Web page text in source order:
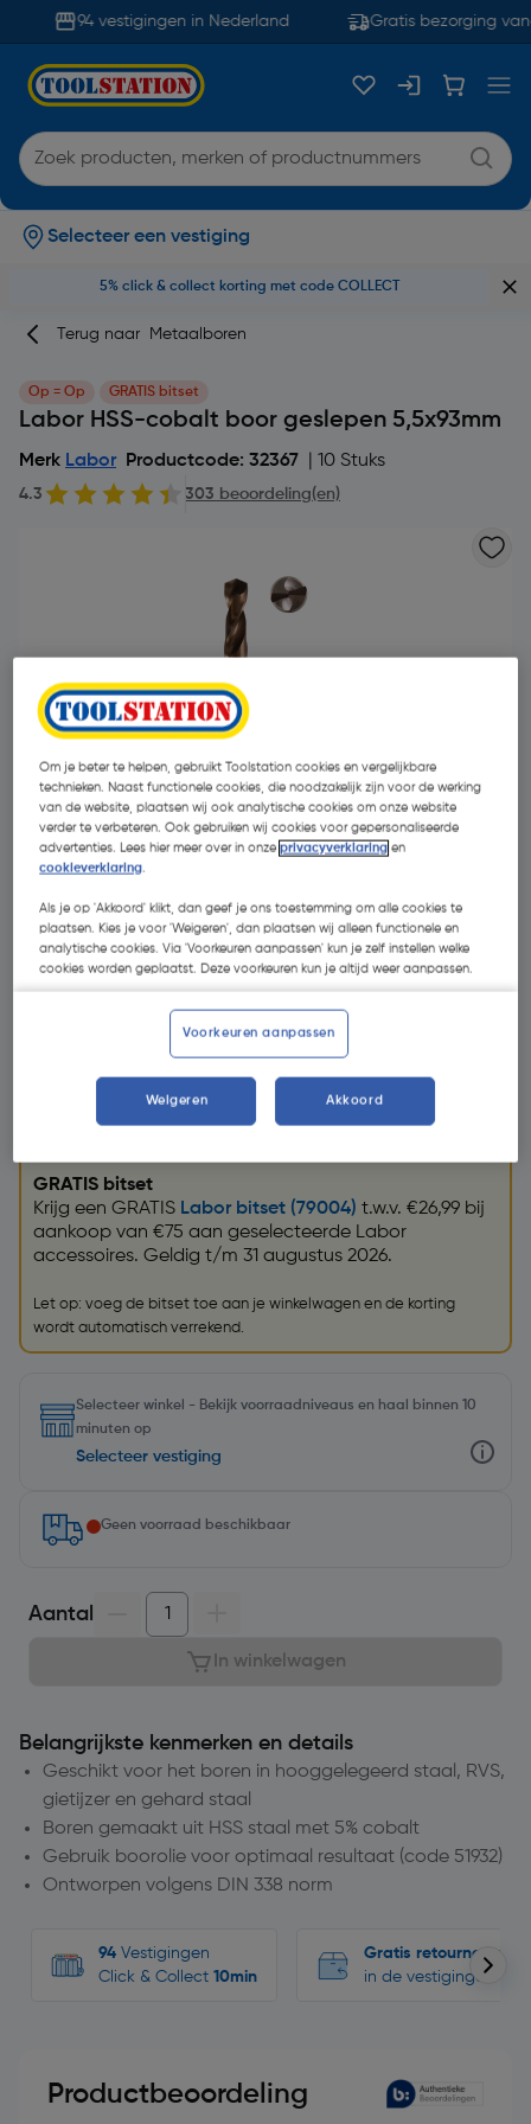
94 vestigingen in Nederland Gratis bezorging
Selecteer een vestiging
5% click & collect korting met code COLLECT
Terug naar Metaalboren
Op = Op GRATIS bitset
Labor HSS-cobalt boor geslepen 5,5x93mm
Merk Labor Productcode: 32367 | 10 Stuks
4.3 303 beoordeling(en)
€ 9,37| Excl. btw € 7,74
GRATIS bitset
Krijg een GRATIS Labor bitset (79004) t.w.v. €26,99 bij
aankoop van €75 aan geselecteerde Labor
accessoires. Geldig t/m 31 augustus 2026.
Let op: voeg de bitset toe aan je winkelwagen en de korting
wordt automatisch verrekend.
Selecteer winkel - Bekijk voorraadniveaus en haal binnen 10
minuten op
Selecteer vestiging
Geen voorraad beschikbaar
Aantal
In winkelwagen
Belangrijkste kenmerken en details
Geschikt voor het boren in hooggelegeerd staal, RVS,
gietijzer en gehard staal
Boren gemaakt uit HSS staal met 5% cobalt
Gebruik boorolie voor optimaal resultaat (code 51932)
Ontworpen volgens DIN 338 norm
94 Vestigingen
Click & Collect 10min
Gratis retourneren
in de vestigingen
Productbeoordeling
Om je beter te helpen, gebruikt Toolstation cookies en vergelijkbare
technieken. Naast functionele cookies, die noodzakelijk zijn voor de werking
van de website, plaatsen wij ook analytische cookies om onze website
verder te verbeteren. Ook gebruiken wij cookies voor gepersonaliseerde
advertenties. Lees hier meer over in onzeprivacyverklaring en
cookieverklaring.
Als je op 'Akkoord' klikt, dan geef je ons toestemming om alle cookies te
plaatsen. Kies je voor 'Weigeren', dan plaatsen wij alleen functionele en
analytische cookies. Via 'Voorkeuren aanpassen' kun je zelf instellen welke
cookies worden geplaatst. Deze voorkeuren kun je altijd weer aanpassen.
Voorkeuren aanpassen
Weigeren Akkoord